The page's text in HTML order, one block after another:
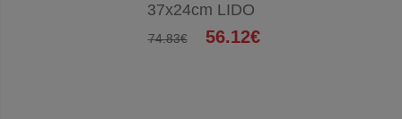
37x24cm LIDO
74.83€ 56.12€